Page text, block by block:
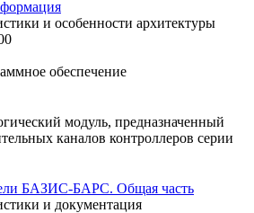
и особенности архитектуры
обеспечение
модуль, предназначенный
каналов контроллеров серии
БАЗИС-БАРС. Общая часть
и документация